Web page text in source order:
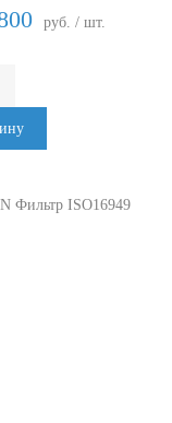
руб. / шт.